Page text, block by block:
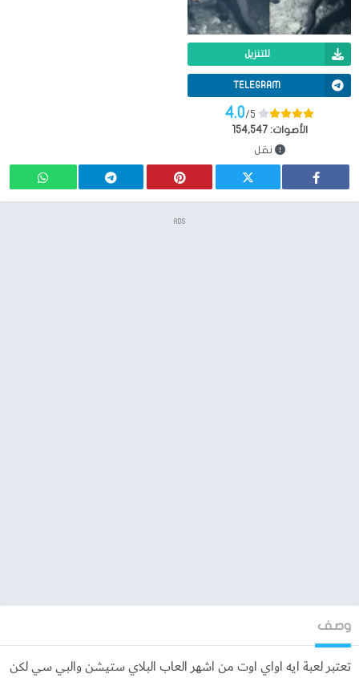
للتنزيل
TELEGRAM
4.0/5
الأصوات:154,547
نقل
ADS
وصف
تعتبر لعبة ايه اواي اوت من اشهر العاب البلاي ستيشن والبي سي لكن